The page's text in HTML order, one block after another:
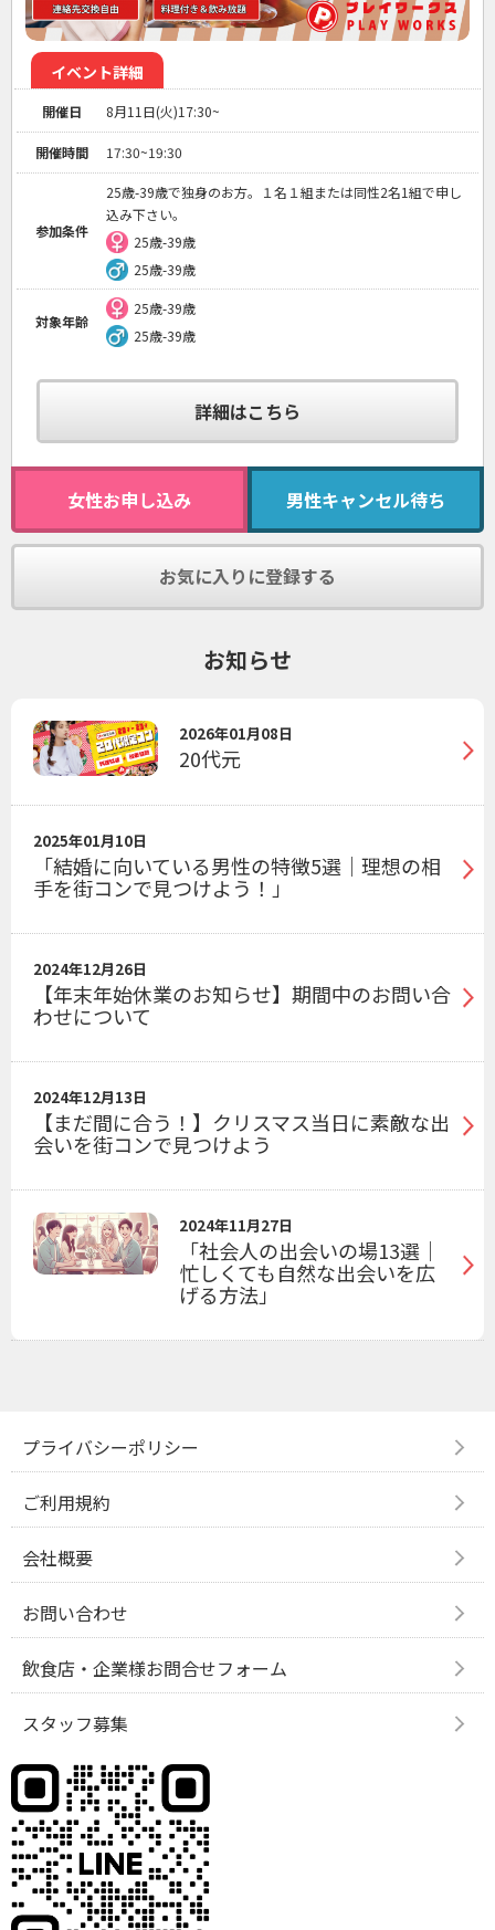
イベント詳細
開催日 8月11日(火)17:30~
開催時間 17:30~19:30
参加条件
25歳-39歳で独身のお方。１名１組または同性2名1組で申し
込み下さい。
25歳-39歳
25歳-39歳
対象年齢
25歳-39歳
25歳-39歳
詳細はこちら
女性お申し込み 男性キャンセル待ち
お気に入りに登録する
お知らせ
2026年01月08日
20代元
2025年01月10日
「結婚に向いている男性の特徴5選｜理想の相
手を街コンで見つけよう！」
2024年12月26日
【年末年始休業のお知らせ】期間中のお問い合
わせについて
2024年12月13日
【まだ間に合う！】クリスマス当日に素敵な出
会いを街コンで見つけよう
2024年11月27日
「社会人の出会いの場13選｜
忙しくても自然な出会いを広
げる方法」
プライバシーポリシー
ご利用規約
会社概要
お問い合わせ
飲食店・企業様お問合せフォーム
スタッフ募集